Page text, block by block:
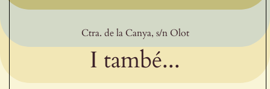
Ctra. de la Canya, s/n Olot
I també...